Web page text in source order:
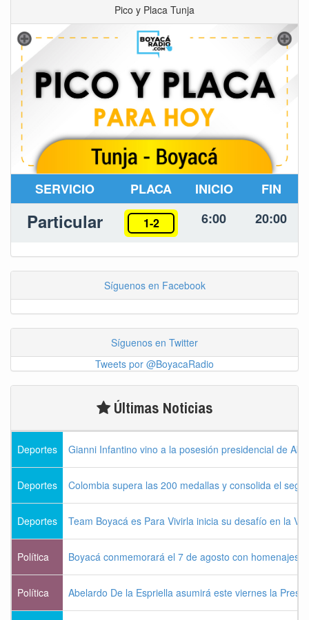
Pico y Placa Tunja
SERVICIO PLACA INICIO FIN
Particular 1-2 6:00 20:00
Síguenos en Facebook
Síguenos en Twitter
Tweets por @BoyacaRadio
Últimas Noticias
Deportes Gianni Infantino vino a la posesión presidencial de
Deportes Colombia supera las 200 medallas y consolida el
Deportes Team Boyacá es Para Vivirla inicia su desafío en la
Política Boyacá conmemorará el 7 de agosto con homenajes
Política Abelardo De la Espriella asumirá este viernes la